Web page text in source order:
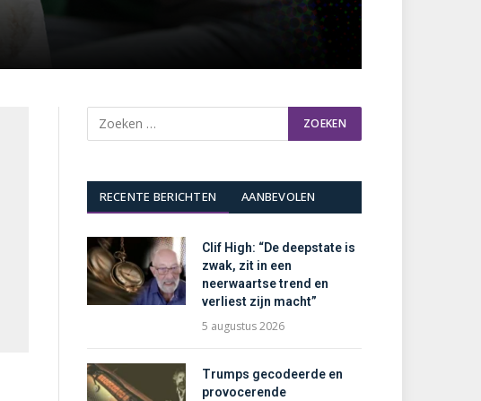
RECENTE BERICHTEN AANBEVOLEN
Clif High: “De deepstate is
zwak, zit in een
neerwaartse trend en
verliest zijn macht”
5 augustus 2026
Trumps gecodeerde en
provocerende